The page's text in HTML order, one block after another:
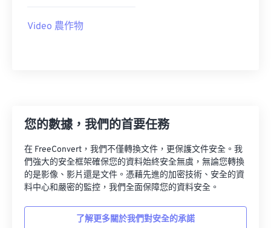
Video 農作物
您的數據，我們的首要任務
在 FreeConvert，我們不僅轉換文件，更保護文件安全。我
們強大的安全框架確保您的資料始終安全無虞，無論您轉換
的是影像、影片還是文件。憑藉先進的加密技術、安全的資
料中心和嚴密的監控，我們全面保障您的資料安全。
了解更多關於我們對安全的承諾